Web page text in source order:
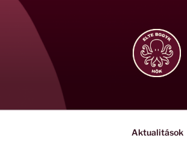
Tartalomhoz
Aktualitások